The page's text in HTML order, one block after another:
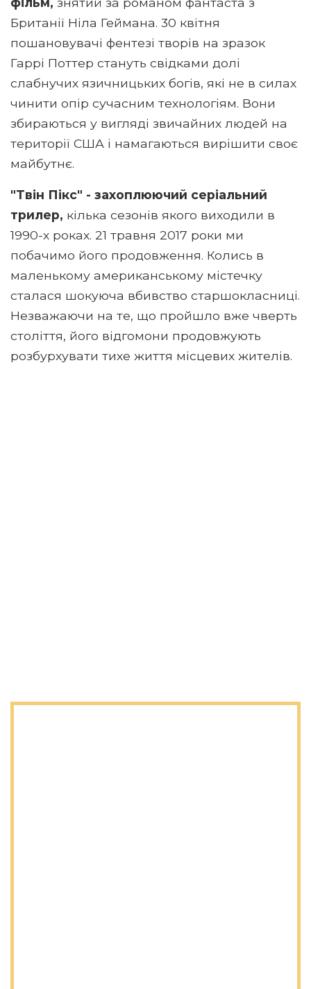
Британії Ніла Геймана. 30 квітня
пошановувачі фентезі творів на зразок
Гаррі Поттер стануть свідками долі
слабнучих язичницьких богів, які не в силах
чинити опір сучасним технологіям. Вони
збираються у вигляді звичайних людей на
території США і намагаються вирішити своє
майбутнє.
"Твін Пікс" - захоплюючий серіальний
трилер, кілька сезонів якого виходили в
1990-х роках. 21 травня 2017 роки ми
побачимо його продовження. Колись в
маленькому американському містечку
сталася шокуюча вбивство старшокласниці.
Незважаючи на те, що пройшло вже чверть
століття, його відгомони продовжують
розбурхувати тихе життя місцевих жителів.